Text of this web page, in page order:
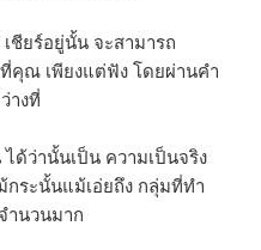
ชียร์อยู่นั้น จะสามารถ
คุณ เพียงแต่ฟัง โดยผ่านคำ
างที่
ด้ว่านั้นเป็น ความเป็นจริง
กระนั้นแม้เอ่ยถึง กลุ่มที่ทำ
ำนวนมาก